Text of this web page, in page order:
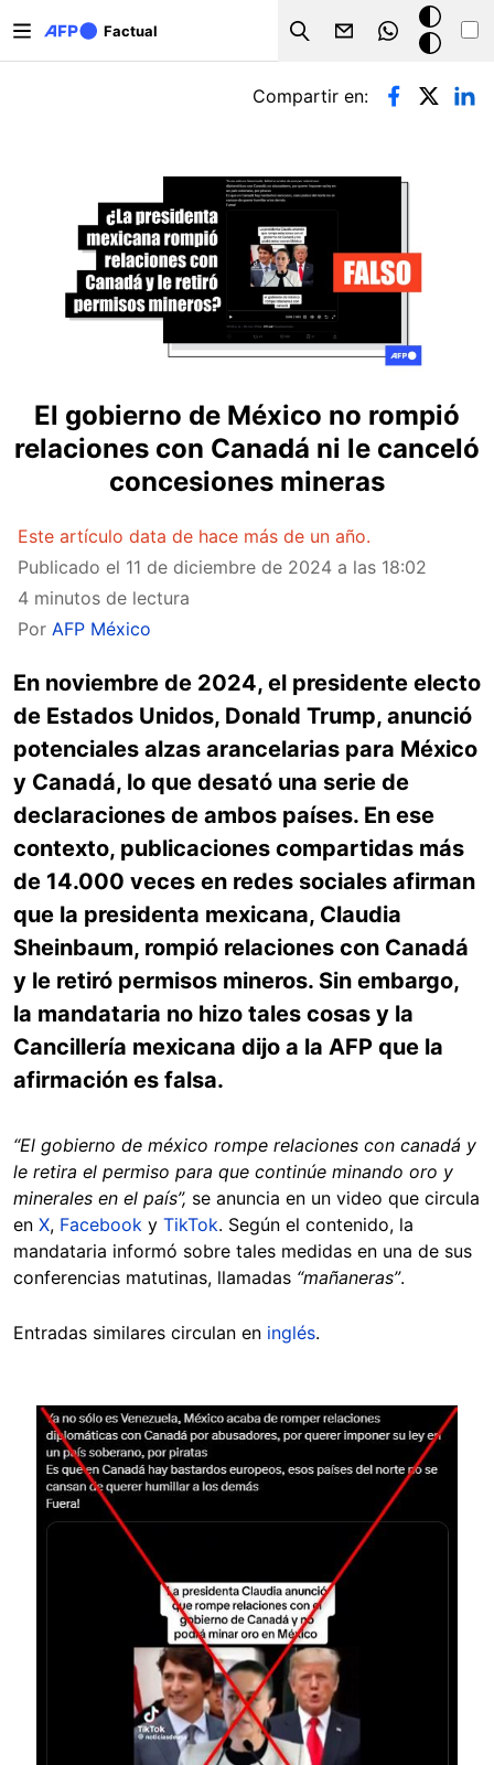
Factual
Search
Modo
oscuro
Solapas principales
Compartir en:
El gobierno de México no rompió
relaciones con Canadá ni le canceló
concesiones mineras
Este artículo data de hace más de un año.
Publicado el 11 de diciembre de 2024 a las 18:02
4 minutos de lectura
Por AFP México
En noviembre de 2024, el presidente electo
de Estados Unidos, Donald Trump, anunció
potenciales alzas arancelarias para México
y Canadá, lo que desató una serie de
declaraciones de ambos países. En ese
contexto, publicaciones compartidas más
de 14.000 veces en redes sociales afirman
que la presidenta mexicana, Claudia
Sheinbaum, rompió relaciones con Canadá
y le retiró permisos mineros. Sin embargo,
la mandataria no hizo tales cosas y la
Cancillería mexicana dijo a la AFP que la
afirmación es falsa.
“El gobierno de méxico rompe relaciones con canadá y
le retira el permiso para que continúe minando oro y
minerales en el país”, se anuncia en un video que circula
en X, Facebook y TikTok. Según el contenido, la
mandataria informó sobre tales medidas en una de sus
conferencias matutinas, llamadas “mañaneras”.
Entradas similares circulan en inglés.
Image